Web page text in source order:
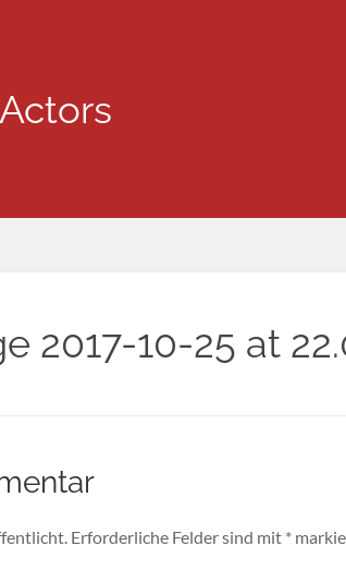
2017-10-25 at
Erforderliche Felder sind mit *